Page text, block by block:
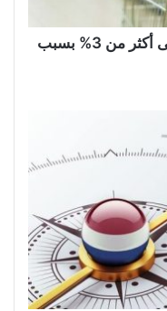
ارتفاع التضخم في هولندا مجدداً إلى أكثر من 3% بسبب